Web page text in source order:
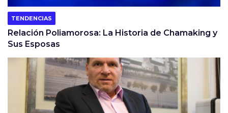
TENDENCIAS
Relación Poliamorosa: La Historia de Chamaking y
Sus Esposas